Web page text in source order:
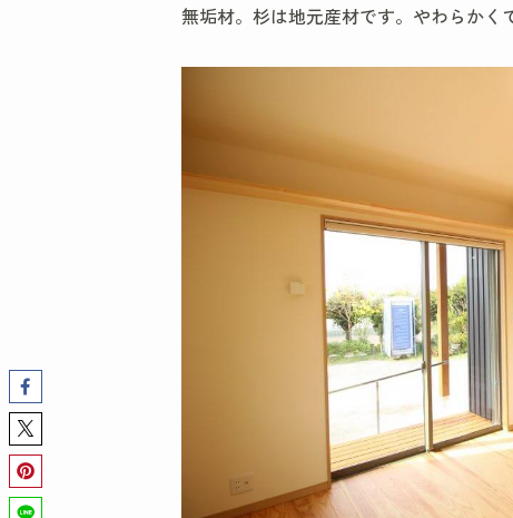
無垢材。杉は地元産材です。やわらかく